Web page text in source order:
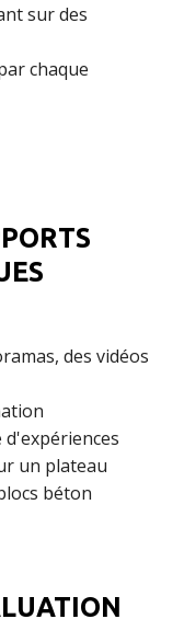
sur des
chaque
des vidéos
un plateau
béton